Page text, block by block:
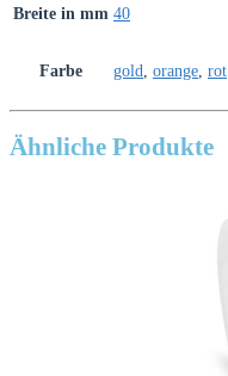
Breite in mm 40
Farbe gold orange rot
Ähnliche Produkte